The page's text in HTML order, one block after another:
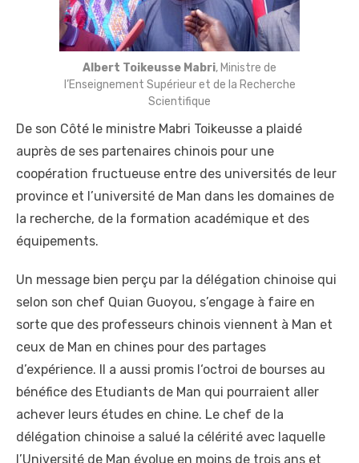
Albert Toikeusse Mabri, Ministre de
l’Enseignement Supérieur et de la Recherche
Scientifique
De son Côté le ministre Mabri Toikeusse a plaidé
auprès de ses partenaires chinois pour une
coopération fructueuse entre des universités de leur
province et l’université de Man dans les domaines de
la recherche, de la formation académique et des
équipements.
Un message bien perçu par la délégation chinoise qui
selon son chef Quian Guoyou, s’engage à faire en
sorte que des professeurs chinois viennent à Man et
ceux de Man en chines pour des partages
d’expérience. Il a aussi promis l‘octroi de bourses au
bénéfice des Etudiants de Man qui pourraient aller
achever leurs études en chine. Le chef de la
délégation chinoise a salué la célérité avec laquelle
l’Université de Man évolue en moins de trois ans et